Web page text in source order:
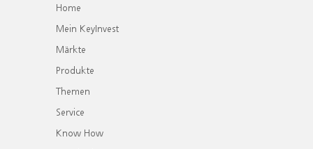
Home
Mein KeyInvest
Märkte
Produkte
Themen
Service
Know How